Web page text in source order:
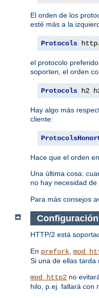
El orden de los
esté más a la
Protocols http
el protocolo
soporten, el orden
Protocols h2
Hay algo más
cliente:
Hace que el orden
Una última cosa:
no hay necesidad
Para más consejos
Configuración
HTTP/2 está
En prefork,
Si una de ellas tarda
mod_http2 no
hilo, p.ej. fallará con